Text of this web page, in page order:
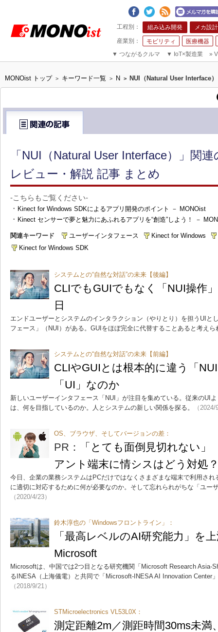
組み込み開発 メカ設計
モビリティ
医療機器
▼ つながるクルマ ▼ IoT×製造業 »
MONOist トップ > キーワード一覧 > N > NUI（Natural User Interface）
「NUI（Natural User Interface）」関
レビュー・解説 記事 まとめ
-こちらもご覧ください-
・ Kinect for Windows SDKによるアプリ開発のポイント － MONOist
・ Kinect センサーで夢と魅力にあふれるアプリを“創造”しよう！ －
関連キーワード ユーザーインタフェース
Kinect for Windows
Kinect for Windows SDK
システムとの“自然な対話”の未来【後編】
CLIでもGUIでもなく「NUI操作
日
エンドユーザーとシステムのインタラクション（やりとり）を担うUIと
フェース」（NUI）がある。GUIをほぼ完全に代替することあると考え
システムとの“自然な対話”の未来【前編】
CLIやGUIとは根本的に違う「
「UI」なのか
新しいユーザーインタフェース「NUI」が注目を集めている。従来のUI
は、何を目指しているのか。人とシステムの新しい関係を探る。
（
OS、ブラウザ、そしてバージョンの差：
PR：
「とても面倒見切れない
アント端末に情シスはどう対処
今日、企業の業務システムはPCだけではなくさまざまな端末で利用さ
に適切に対応するために何が必要なのか。そして忘れられがちな「ユー
（2020/4/23）
鈴木淳也の「Windowsフロントライン」：
「最高レベルのAI研究能力」を
Microsoft
Microsoftは、中国では2つ目となる研究機関「Microsoft Research Asia-
るINESA（上海儀電）と共同で「Microsoft-INESA AI Innovation Center
（2018/9/21）
STMicroelectronics VL53L0X：
測定距離2m／測距時間30ms未満